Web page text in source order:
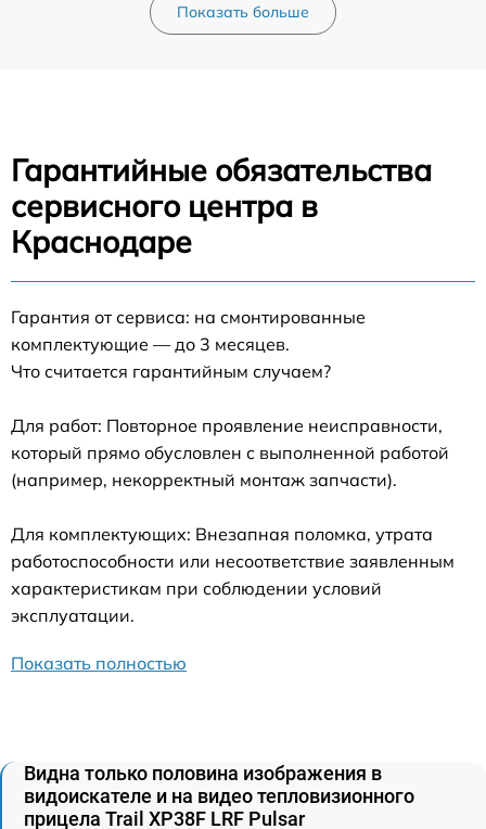
Показать больше
Гарантийные обязательства
сервисного центра в
Краснодаре
Гарантия от сервиса: на смонтированные
комплектующие — до 3 месяцев.
Что считается гарантийным случаем?
Для работ: Повторное проявление неисправности,
который прямо обусловлен с выполненной работой
(например, некорректный монтаж запчасти).
Для комплектующих: Внезапная поломка, утрата
работоспособности или несоответствие заявленным
характеристикам при соблюдении условий
эксплуатации.
Показать полностью
Видна только половина изображения в
видоискателе и на видео тепловизионного
прицела Trail XP38F LRF Pulsar